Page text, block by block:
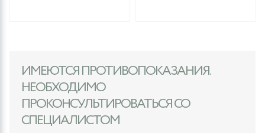
ИМЕЮТСЯ ПРОТИВОПОКАЗАНИЯ.
НЕОБХОДИМО
ПРОКОНСУЛЬТИРОВАТЬСЯ СО
СПЕЦИАЛИСТОМ